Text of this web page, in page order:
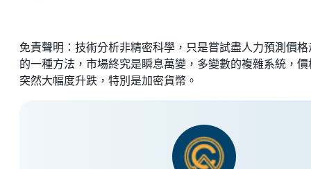
免責聲明：技術分析非精密科學，只是嘗試盡人力預測價格
的一種方法，市場終究是瞬息萬變，多變數的複雜系統，價
突然大幅度升跌，特別是加密貨幣。